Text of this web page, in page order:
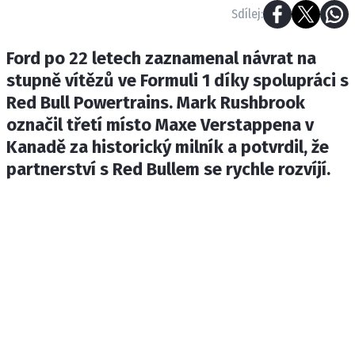
OSOBNÍ ÚDAJE / COOKIES
Provozovatelem serveru F1NEWS.cz je
INCORP MEDIA GROUP s.r.o., IČ: 118 23 054
Sdílej:
Ford po 22 letech zaznamenal návrat na
stupně vítězů ve Formuli 1 díky spolupráci s
Red Bull Powertrains. Mark Rushbrook
označil třetí místo Maxe Verstappena v
Kanadě za historický milník a potvrdil, že
partnerství s Red Bullem se rychle rozvíjí.